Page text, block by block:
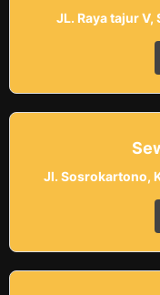
JL. Raya tajur
Jl. Sosrokartono,